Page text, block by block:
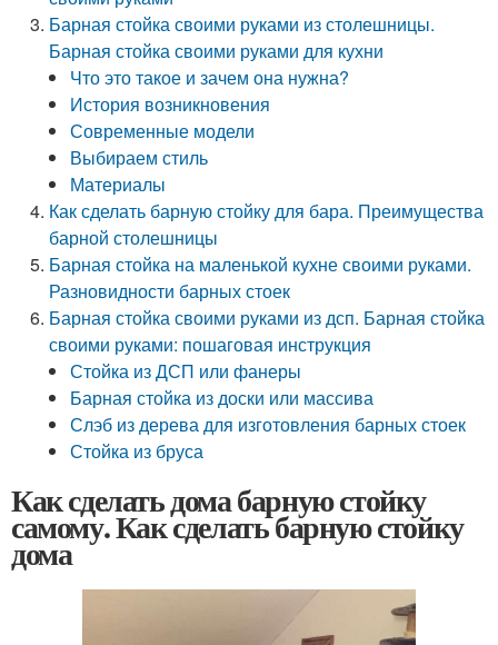
Барная стойка своими руками из столешницы.
Барная стойка своими руками для кухни
Что это такое и зачем она нужна?
История возникновения
Современные модели
Выбираем стиль
Материалы
Как сделать барную стойку для бара. Преимущества
барной столешницы
Барная стойка на маленькой кухне своими руками.
Разновидности барных стоек
Барная стойка своими руками из дсп. Барная стойка
своими руками: пошаговая инструкция
Стойка из ДСП или фанеры
Барная стойка из доски или массива
Слэб из дерева для изготовления барных стоек
Стойка из бруса
Как сделать дома барную стойку
самому. Как сделать барную стойку
дома